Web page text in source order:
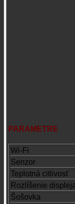
PARAMETRE
Wi-Fi
Senzor
Teplotná citlivosť
Rozlíšenie
Šošovka